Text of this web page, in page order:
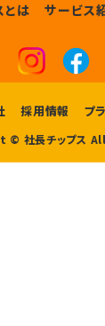
とは サービス
採用情報 プ
© 社長チップス